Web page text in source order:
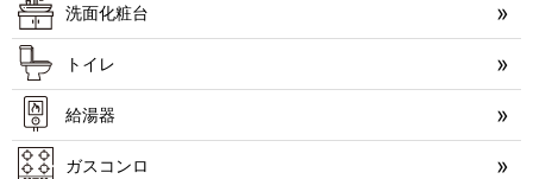
洗面化粧台
トイレ
給湯器
ガスコンロ